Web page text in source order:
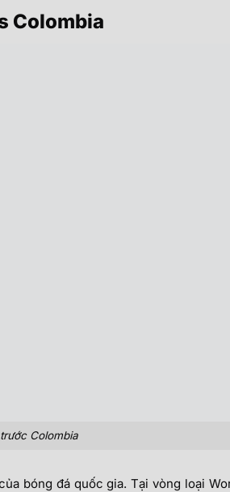
Colombia
Colombia
bóng đá quốc gia. Tại vòng loại